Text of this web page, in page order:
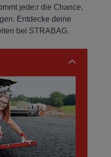
jede:r die Chance,
Entdecke deine
bei STRABAG.